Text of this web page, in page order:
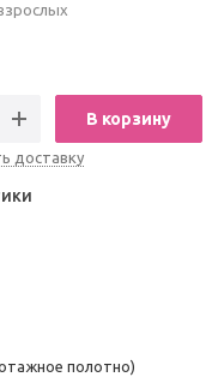
В корзину
доставку
полотно)